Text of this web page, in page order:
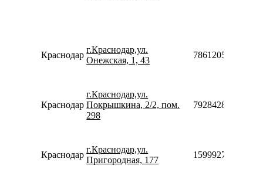
Краснодар
г.Краснодар,ул.
Онежская, 1, 43
78612050160
Краснодар
г.Краснодар,ул.
Покрышкина, 2/2, пом.
298
79284289090
Краснодар
г.Краснодар,ул.
Пригородная, 177
159992755870